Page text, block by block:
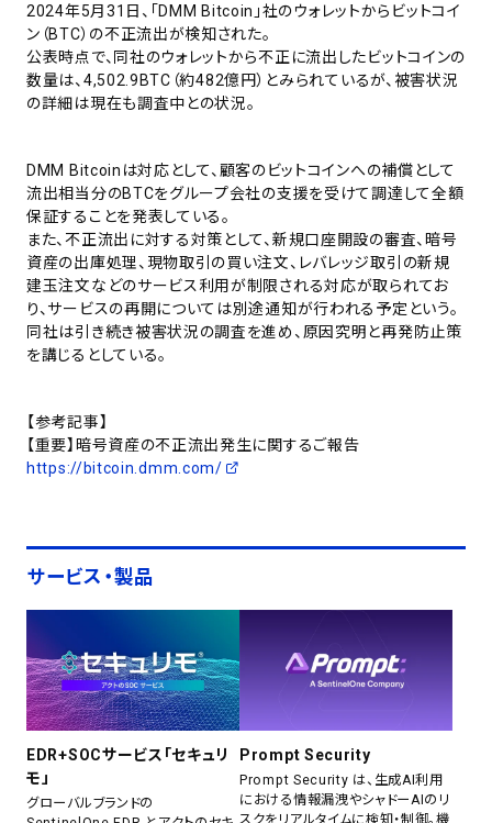
2024年5月31日、「DMM Bitcoin」社のウォレットからビットコイ
ン（BTC）の不正流出が検知された。
公表時点で、同社のウォレットから不正に流出したビットコインの
数量は、4,502.9BTC（約482億円）とみられているが、被害状況
の詳細は現在も調査中との状況。
DMM Bitcoinは対応として、顧客のビットコインへの補償として
流出相当分のBTCをグループ会社の支援を受けて調達して全額
保証することを発表している。
また、不正流出に対する対策として、新規口座開設の審査、暗号
資産の出庫処理、現物取引の買い注文、レバレッジ取引の新規
建玉注文などのサービス利用が制限される対応が取られてお
り、サービスの再開については別途通知が行われる予定という。
同社は引き続き被害状況の調査を進め、原因究明と再発防止策
を講じるとしている。
【参考記事】
【重要】暗号資産の不正流出発生に関するご報告
https://bitcoin.dmm.com/
サービス・製品
EDR+SOCサービス「セキュリ
モ」
グローバルブランドの
Prompt Security
Prompt Security は、生成AI利用
における情報漏洩やシャドーAIのリ
スクをリアルタイムに検知・制御。機